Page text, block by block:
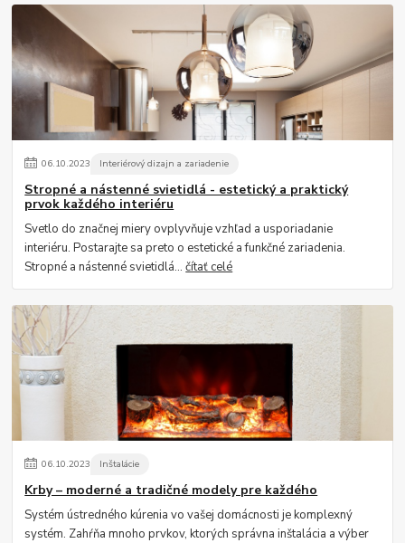
06.10.2023 Interiérový dizajn a zariadenie
Stropné a nástenné svietidlá - estetický a praktický
prvok každého interiéru
Svetlo do značnej miery ovplyvňuje vzhľad a usporiadanie
interiéru. Postarajte sa preto o estetické a funkčné zariadenia.
Stropné a nástenné svietidlá...čítať celé
06.10.2023 Inštalácie
Krby – moderné a tradičné modely pre každého
Systém ústredného kúrenia vo vašej domácnosti je komplexný
systém. Zahŕňa mnoho prvkov, ktorých správna inštalácia a výber